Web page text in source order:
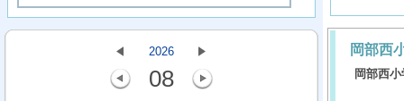
2026
08
岡部西
岡部西